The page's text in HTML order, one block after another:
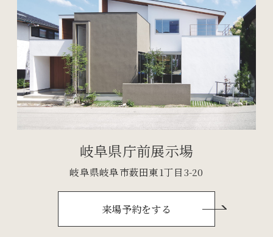
岐阜県庁前展示場
岐阜県岐阜市薮田東1丁目3-20
来場予約をする